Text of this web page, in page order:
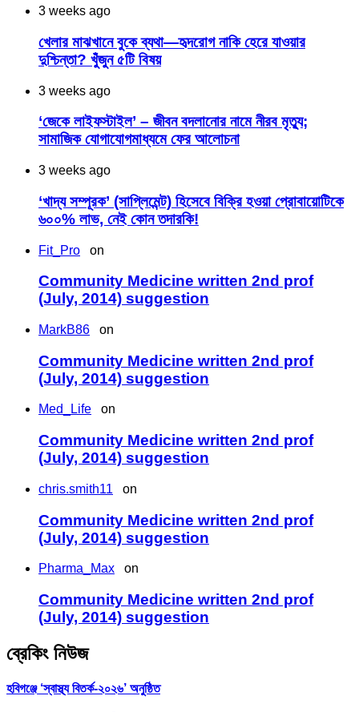
3 weeks ago
খেলার মাঝখানে বুকে ব্যথা—হৃদরোগ নাকি হেরে যাওয়ার
দুশ্চিন্তা? খুঁজুন ৫টি বিষয়
3 weeks ago
‘জেকে লাইফস্টাইল’ – জীবন বদলানোর নামে নীরব মৃত্যু;
সামাজিক যোগাযোগমাধ্যমে ফের আলোচনা
3 weeks ago
‘খাদ্য সম্পূরক’ (সাপ্লিমেন্ট) হিসেবে বিক্রি হওয়া প্রোবায়োটিকে
৬০০% লাভ, নেই কোন তদারকি!
Fit_Pro on
Community Medicine written 2nd prof
(July, 2014) suggestion
MarkB86 on
Community Medicine written 2nd prof
(July, 2014) suggestion
Med_Life on
Community Medicine written 2nd prof
(July, 2014) suggestion
chris.smith11 on
Community Medicine written 2nd prof
(July, 2014) suggestion
Pharma_Max on
Community Medicine written 2nd prof
(July, 2014) suggestion
ব্রেকিং নিউজ
হবিগঞ্জে ‘স্বাস্থ্য বিতর্ক-২০২৬’ অনুষ্ঠিত